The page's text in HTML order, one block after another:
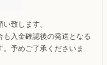
致します。
も入金確認後の発送となる
予めご了承くださいま